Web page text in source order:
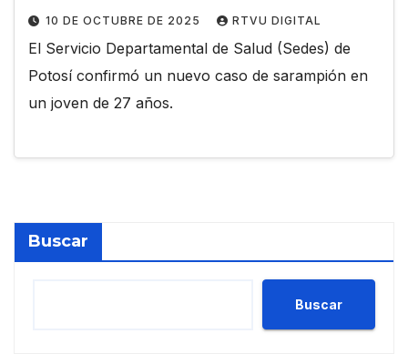
10 DE OCTUBRE DE 2025 RTVU DIGITAL
El Servicio Departamental de Salud (Sedes) de
Potosí confirmó un nuevo caso de sarampión en
un joven de 27 años.
Buscar
Buscar